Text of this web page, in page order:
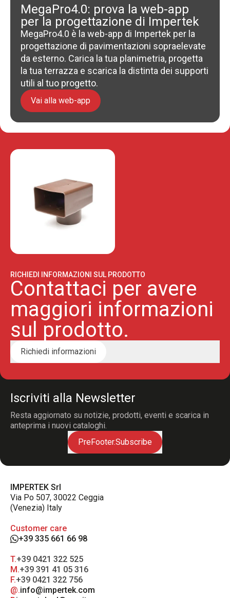
MegaPro4.0: prova la web-app
per la progettazione di Impertek
MegaPro4.0 è la web-app di Impertek per la
progettazione di pavimentazioni sopraelevate
da esterno. Carica la tua planimetria, progetta
la tua terrazza e scarica la distinta dei supporti
utili al tuo progetto.
Vai alla web-app
RICHIEDI INFORMAZIONI SUL PRODOTTO
Contattaci per avere
maggiori informazioni
sul prodotto.
Richiedi informazioni
Iscriviti alla Newsletter
Resta aggiornato su notizie, prodotti, eventi e scarica in
anteprima i nuovi cataloghi.
PreFooter.Subscribe
IMPERTEK Srl
Via Po 507, 30022 Ceggia
(Venezia) Italy
Customer care
+39 335 661 66 98
T.+39 0421 322 525
M.+39 391 41 05 316
F.+39 0421 322 756
@.info@impertek.com